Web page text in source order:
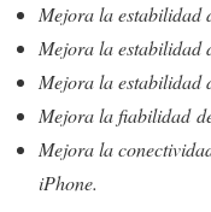
Mejora la estabilidad
Mejora la estabilidad
Mejora la estabilidad
Mejora la fiabilidad
Mejora la
iPhone.